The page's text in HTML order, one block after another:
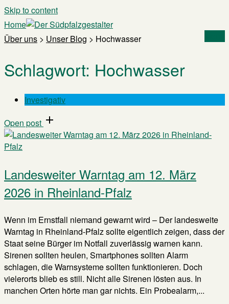
Skip to content
Home
Über uns > Unser Blog > Hochwasser
Schlagwort: Hochwasser
Investigativ
Open post
Landesweiter Warntag am 12. März
2026 in Rheinland-Pfalz
Wenn im Ernstfall niemand gewarnt wird – Der landesweite
Warntag in Rheinland-Pfalz sollte eigentlich zeigen, dass der
Staat seine Bürger im Notfall zuverlässig warnen kann.
Sirenen sollten heulen, Smartphones sollten Alarm
schlagen, die Warnsysteme sollten funktionieren. Doch
vielerorts blieb es still. Nicht alle Sirenen lösten aus. In
manchen Orten hörte man gar nichts. Ein Probealarm,...